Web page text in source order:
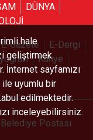
DÜNYA
E-Gazete
E-Dergi
Künye
Postası
hale
geliştirmek
İnternet sayfamızı
uyumlu bir
edilmektedir.
inceleyebilirsiniz.